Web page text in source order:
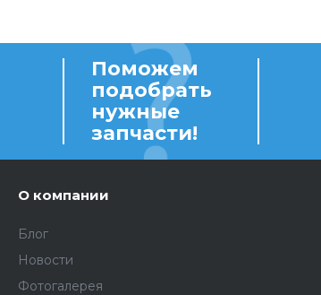
Поможем
подобрать
нужные
запчасти!
О компании
Блог
Новости
Фотогалерея